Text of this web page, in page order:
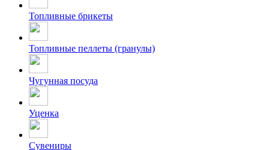
Топливные брикеты
Топливные пеллеты (гранулы)
Чугунная посуда
Уценка
Сувениры